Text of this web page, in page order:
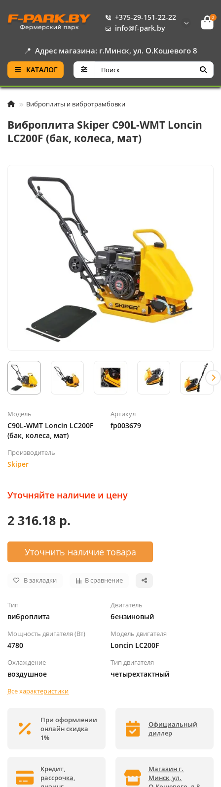
+375-29-151-22-22
info@f-park.by
0
📍 Адрес магазина: г.Минск, ул. О.Кошевого 8
КАТАЛОГ
Виброплиты и вибротрамбовки
Виброплита Skiper C90L-WMT Loncin
LC200F (бак, колеса, мат)
Модель
C90L-WMT Loncin LC200F
(бак, колеса, мат)
Артикул
fp003679
Производитель
Skiper
Уточняйте наличие и цену
2 316.18 р.
Уточнить наличие товара
В закладки В сравнение
Тип
виброплита
Двигатель
бензиновый
Мощность двигателя (Вт)
4780
Модель двигателя
Loncin LC200F
Охлаждение
воздушное
Тип двигателя
четырехтактный
Все характеристики
При оформлении
онлайн скидка
1%
Официальный
диллер
Кредит,
рассрочка,
Магазин г.
Минск, ул.